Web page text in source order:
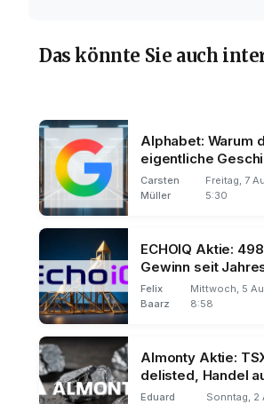
Das könnte Sie auch
Alphabet: Warum
eigentliche
übersieht
Carsten
Müller
Freitag, 7
5:30
ECHOIQ Aktie:
Gewinn seit
Felix
Baarz
Mittwoch, 5
8:58
Almonty Aktie:
delisted, Handel
und Frankfurt
Eduard
Sonntag, 2